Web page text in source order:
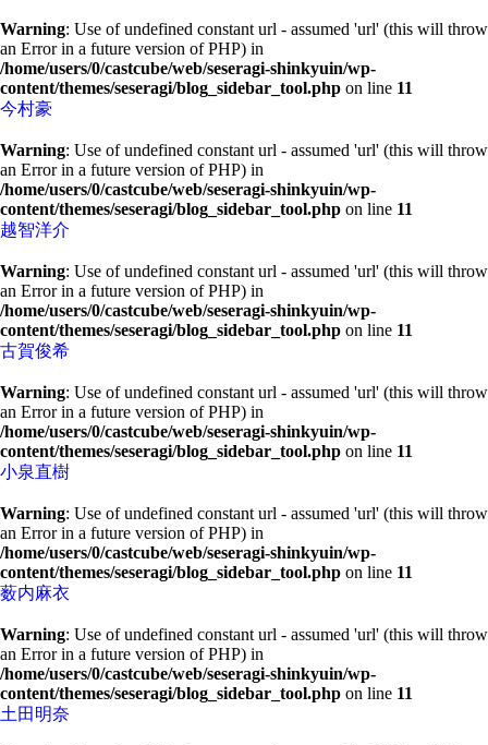
Warning: Use of undefined constant url - assumed 'url' (this will throw
an Error in a future version of PHP) in
/home/users/0/castcube/web/seseragi-shinkyuin/wp-
content/themes/seseragi/blog_sidebar_tool.php on line 11
今村豪
Warning: Use of undefined constant url - assumed 'url' (this will throw
an Error in a future version of PHP) in
/home/users/0/castcube/web/seseragi-shinkyuin/wp-
content/themes/seseragi/blog_sidebar_tool.php on line 11
越智洋介
Warning: Use of undefined constant url - assumed 'url' (this will throw
an Error in a future version of PHP) in
/home/users/0/castcube/web/seseragi-shinkyuin/wp-
content/themes/seseragi/blog_sidebar_tool.php on line 11
古賀俊希
Warning: Use of undefined constant url - assumed 'url' (this will throw
an Error in a future version of PHP) in
/home/users/0/castcube/web/seseragi-shinkyuin/wp-
content/themes/seseragi/blog_sidebar_tool.php on line 11
小泉直樹
Warning: Use of undefined constant url - assumed 'url' (this will throw
an Error in a future version of PHP) in
/home/users/0/castcube/web/seseragi-shinkyuin/wp-
content/themes/seseragi/blog_sidebar_tool.php on line 11
薮内麻衣
Warning: Use of undefined constant url - assumed 'url' (this will throw
an Error in a future version of PHP) in
/home/users/0/castcube/web/seseragi-shinkyuin/wp-
content/themes/seseragi/blog_sidebar_tool.php on line 11
土田明奈